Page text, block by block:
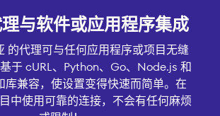
与软件或应用程序集成
的代理可与任何应用程序或项目无缝
于 cURL、Python、Go、Node.js 和
库兼容，使设置变得快速而简单。在
中使用可靠的连接，不会有任何麻烦